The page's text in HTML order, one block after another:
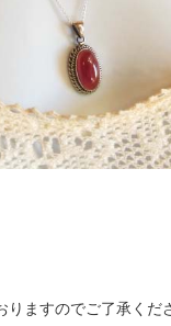
ますのでご了承くだ